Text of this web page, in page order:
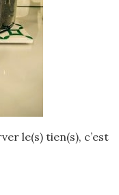
le(s) tien(s), c’est